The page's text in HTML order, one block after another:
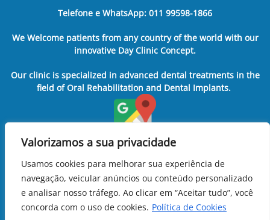
Valorizamos a sua privacidade
Usamos cookies para melhorar sua experiência de
navegação, veicular anúncios ou conteúdo personalizado
e analisar nosso tráfego. Ao clicar em “Aceitar tudo”, você
concorda com o uso de cookies. Política de Cookies
Telefone e WhatsApp: 011 99598-1866
We Welcome patients from any country of the world with our
innovative Day Clinic Concept.
Our clinic is specialized in advanced dental treatments in the
field of Oral Rehabilitation and Dental Implants.
11 99598-1866